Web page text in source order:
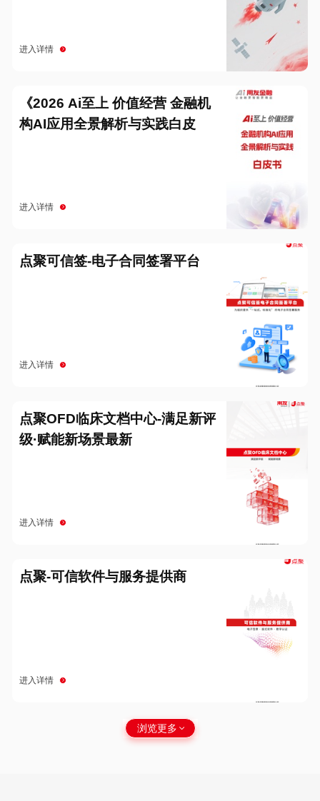
进入详情
《2026 Ai至上 价值经营 金融机
构AI应用全景解析与实践白皮
进入详情
点聚可信签-电子合同签署平台
进入详情
点聚OFD临床文档中心-满足新评
级·赋能新场景最新
进入详情
点聚-可信软件与服务提供商
进入详情
浏览更多